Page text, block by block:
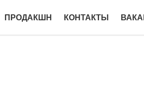
ПРОДАКШН КОНТАКТЫ